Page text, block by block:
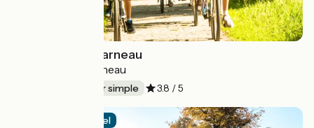
Roscoff à Concarneau
Roscoff > Concarneau
Aller simple 3.8 / 5
Itinéraire officiel